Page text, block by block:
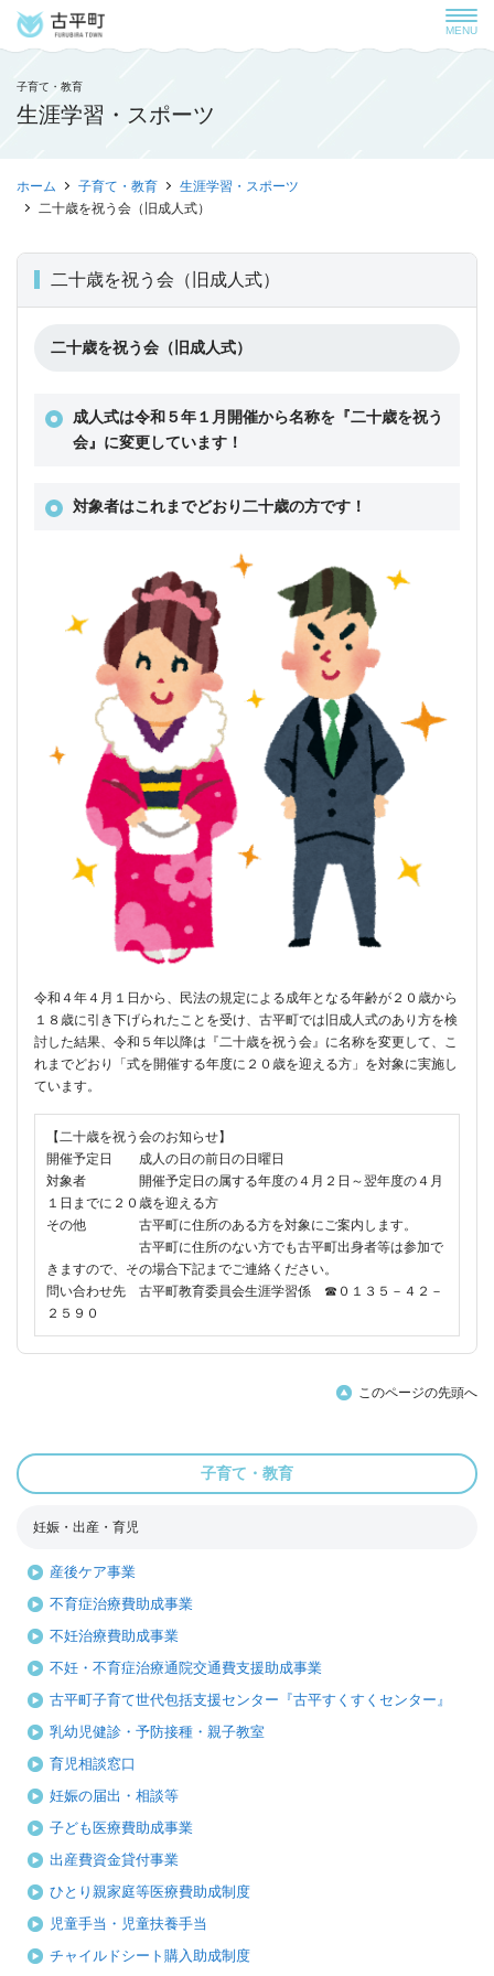
MENU
子育て・教育
生涯学習・スポーツ
ホーム 子育て・教育
生涯学習・スポーツ
二十歳を祝う会（旧成人式）
二十歳を祝う会（旧成人式）
二十歳を祝う会（旧成人式）
成人式は令和５年１月開催から名称を『二十歳を祝う
会』に変更しています！
対象者はこれまでどおり二十歳の方です！
令和４年４月１日から、民法の規定による成年となる年齢が２０歳から
１８歳に引き下げられたことを受け、古平町では旧成人式のあり方を検
討した結果、令和５年以降は『二十歳を祝う会』に名称を変更して、こ
れまでどおり「式を開催する年度に２０歳を迎える方」を対象に実施し
ています。
【二十歳を祝う会のお知らせ】
開催予定日 成人の日の前日の日曜日
対象者 開催予定日の属する年度の４月２日～翌年度の４月
１日までに２０歳を迎える方
その他 古平町に住所のある方を対象にご案内します。
古平町に住所のない方でも古平町出身者等は参加で
きますので、その場合下記までご連絡ください。
問い合わせ先 古平町教育委員会生涯学習係 ☎０１３５－４２－
２５９０
このページの先頭へ
子育て・教育
妊娠・出産・育児
産後ケア事業
不育症治療費助成事業
不妊治療費助成事業
不妊・不育症治療通院交通費支援助成事業
古平町子育て世代包括支援センター『古平すくすくセンター』
乳幼児健診・予防接種・親子教室
育児相談窓口
妊娠の届出・相談等
子ども医療費助成事業
出産費資金貸付事業
ひとり親家庭等医療費助成制度
児童手当・児童扶養手当
チャイルドシート購入助成制度